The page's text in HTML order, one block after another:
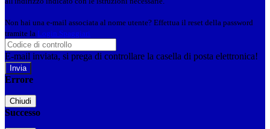
Non hai una e-mail associata al nome utente? Effettua il reset della password
tramite la Login Spaggiari
E-mail inviata, si prega di controllare la casella di posta elettronica!
Errore
Chiudi
Successo